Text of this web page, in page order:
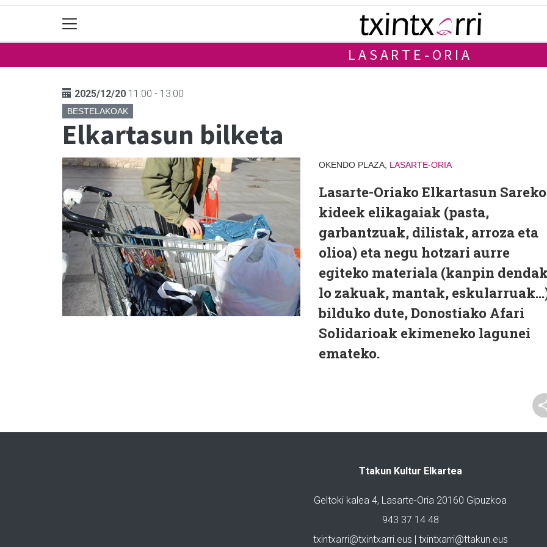
LASARTE-ORIA
2025/12/20 11:00 - 13:00
BESTELAKOAK
Elkartasun bilketa
OKENDO PLAZA, LASARTE-ORIA
Lasarte-Oriako Elkartasun Sareko
kideek elikagaiak (pasta,
garbantzuak, dilistak, arroza eta
olioa) eta negu hotzari aurre
egiteko materiala (kanpin
lo zakuak, mantak,
bilduko dute, Donostiako Afari
Solidarioak ekimeneko lagunei
emateko.
Ttakun Kultur Elkartea
Geltoki kalea 4, Lasarte-Oria 20160 Gipuzkoa
943 37 14 48
txintxarri@txintxarri.eus | txintxarri@ttakun.eus